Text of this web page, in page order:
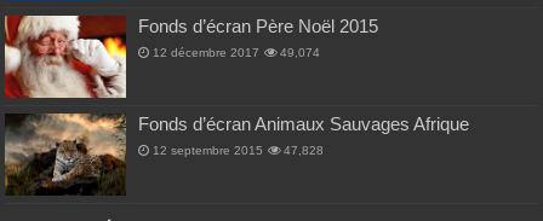
Fonds d’écran Père Noël 2015
12 décembre 2017 49,074
Fonds d’écran Animaux Sauvages Afrique
12 septembre 2015 47,828